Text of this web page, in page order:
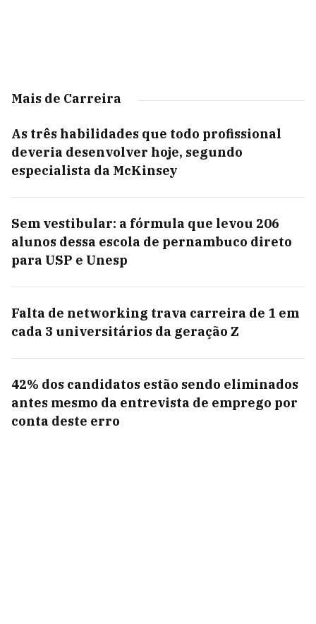
Mais de Carreira
As três habilidades que todo profissional
deveria desenvolver hoje, segundo
especialista da McKinsey
Sem vestibular: a fórmula que levou 206
alunos dessa escola de pernambuco direto
para USP e Unesp
Falta de networking trava carreira de 1 em
cada 3 universitários da geração Z
42% dos candidatos estão sendo eliminados
antes mesmo da entrevista de emprego por
conta deste erro